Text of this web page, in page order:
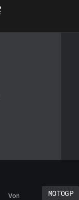
Von
MOTOGP